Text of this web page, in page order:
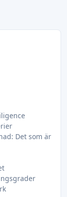
Det som är